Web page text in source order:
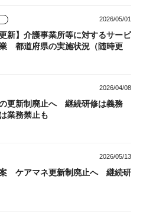
2026/05/01
新】介護事業所等に対するサービ
都道府県の実施状況（随時更
2026/04/08
更新制廃止へ 継続研修は義務
業務禁止も
2026/05/13
案 ケアマネ更新制廃止へ 継続研